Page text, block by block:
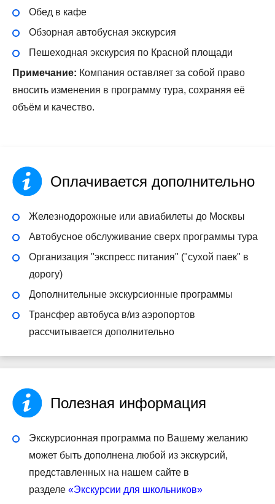
Обед в кафе
Обзорная автобусная экскурсия
Пешеходная экскурсия по Красной площади
Примечание: Компания оставляет за собой право
вносить изменения в программу тура, сохраняя её
объём и качество.
Оплачивается дополнительно
Железнодорожные или авиабилеты до Москвы
Автобусное обслуживание сверх программы тура
Организация "экспресс питания" ("сухой паек" в
дорогу)
Дополнительные экскурсионные программы
Трансфер автобуса в/из аэропортов
рассчитывается дополнительно
Полезная информация
Экскурсионная программа по Вашему желанию
может быть дополнена любой из экскурсий,
представленных на нашем сайте в
разделе «Экскурсии для школьников»